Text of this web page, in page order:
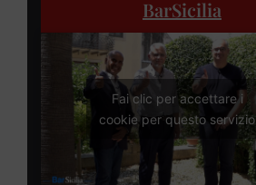
BarSicilia
Fai clic per accettare i
cookie per questo servizio